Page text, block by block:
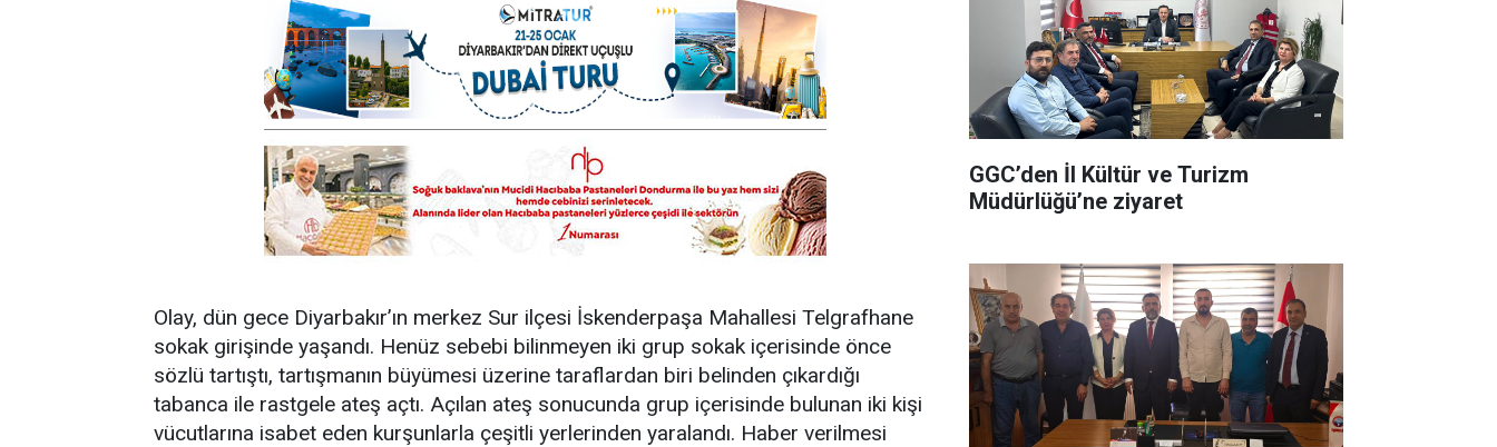
Olay, dün gece Diyarbakır’ın merkez Sur ilçesi İskenderpaşa Mahallesi Telgrafhane
sokak girişinde yaşandı. Henüz sebebi bilinmeyen iki grup sokak içerisinde önce
sözlü tartıştı, tartışmanın büyümesi üzerine taraflardan biri belinden çıkardığı
tabanca ile rastgele ateş açtı. Açılan ateş sonucunda grup içerisinde bulunan iki kişi
vücutlarına isabet eden kurşunlarla çeşitli yerlerinden yaralandı. Haber verilmesi
GGC’den İl Kültür ve Turizm
Müdürlüğü’ne ziyaret